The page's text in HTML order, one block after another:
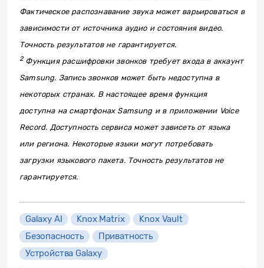
Фактическое распознавание звука может варьироваться в
зависимости от источника аудио и состояния видео.
Точность результатов не гарантируется.
2 Функция расшифровки звонков требует входа в аккаунт
Samsung. Запись звонков может быть недоступна в
некоторых странах. В настоящее время функция
доступна на смартфонах Samsung и в приложении Voice
Record. Доступность сервиса может зависеть от языка
или региона. Некоторые языки могут потребовать
загрузки языкового пакета. Точность результатов не
гарантируется.
Galaxy AI Knox Matrix
Knox Vault
Безопасность
Приватность
Устройства Galaxy